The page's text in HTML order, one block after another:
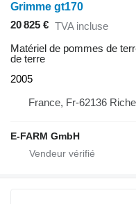
Grimme gt170
20 825 € TVA incluse
Matériel de pommes de
de terre
2005
France, Fr-62136
E-FARM GmbH